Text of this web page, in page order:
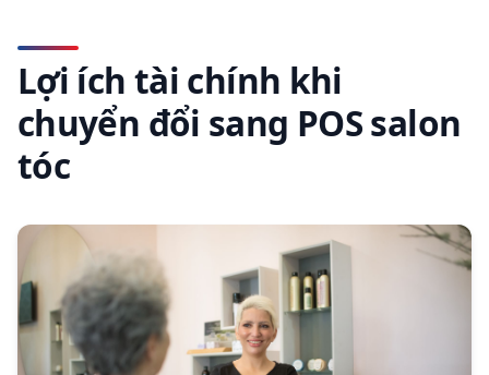
Lợi ích tài chính khi
chuyển đổi sang POS salon
tóc